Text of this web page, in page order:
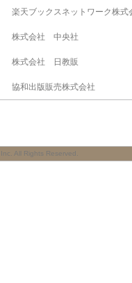
楽天ブックスネットワーク株式
株式会社 中央社
株式会社 日教販
協和出版販売株式会社
All Rights Reserved.